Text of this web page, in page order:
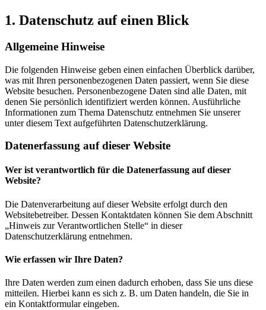
1. Datenschutz auf einen Blick
Allgemeine Hinweise
Die folgenden Hinweise geben einen einfachen Überblick darüber,
was mit Ihren personenbezogenen Daten passiert, wenn Sie diese
Website besuchen. Personenbezogene Daten sind alle Daten, mit
denen Sie persönlich identifiziert werden können. Ausführliche
Informationen zum Thema Datenschutz entnehmen Sie unserer
unter diesem Text aufgeführten Datenschutzerklärung.
Datenerfassung auf dieser Website
Wer ist verantwortlich für die Datenerfassung auf dieser
Website?
Die Datenverarbeitung auf dieser Website erfolgt durch den
Websitebetreiber. Dessen Kontaktdaten können Sie dem Abschnitt
„Hinweis zur Verantwortlichen Stelle“ in dieser
Datenschutzerklärung entnehmen.
Wie erfassen wir Ihre Daten?
Ihre Daten werden zum einen dadurch erhoben, dass Sie uns diese
mitteilen. Hierbei kann es sich z. B. um Daten handeln, die Sie in
ein Kontaktformular eingeben.